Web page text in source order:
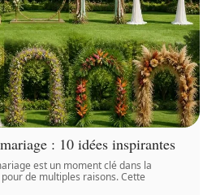
: 10 idées inspirantes
est un moment clé dans la
de multiples raisons. Cette